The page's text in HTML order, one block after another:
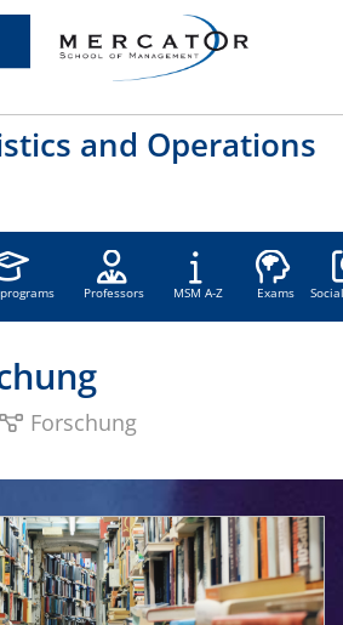
and Operations
Professors MSM A-Z Exams
Forschung